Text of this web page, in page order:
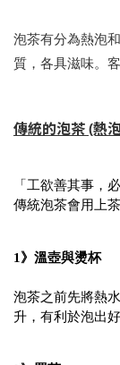
泡茶有分為熱泡
質，各具滋味。
傳統的泡茶 (熱
「工欲善其事，
傳統泡茶會用上
1》溫壺與燙杯
泡茶之前先將熱
升，有利於泡出好